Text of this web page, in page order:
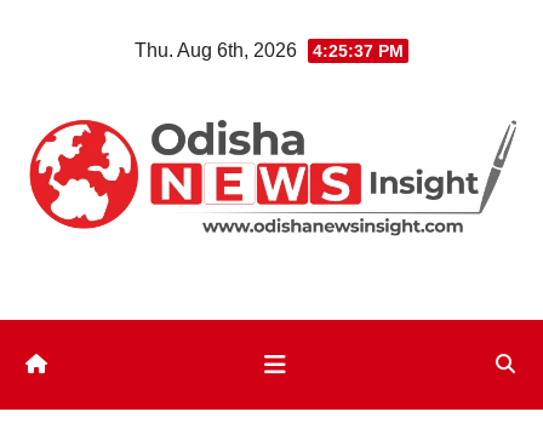
Thu. Aug 6th, 2026 4:25:38 PM